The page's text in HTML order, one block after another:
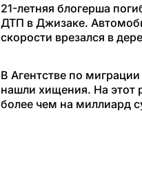
21-летняя блогерша
ДТП в Джизаке.
скорости врезался в
В Агентстве по
нашли хищения. На этот
более чем на миллиард